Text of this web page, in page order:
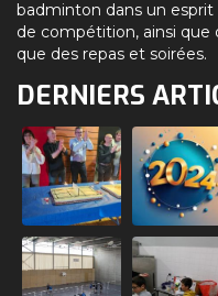
badminton dans un
de compétition, ainsi que
que des repas et soirées.
DERNIERS